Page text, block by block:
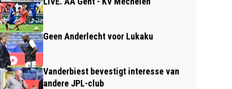
Geen Anderlecht voor Lukaku
Vanderbiest bevestigt interesse van
andere JPL-club